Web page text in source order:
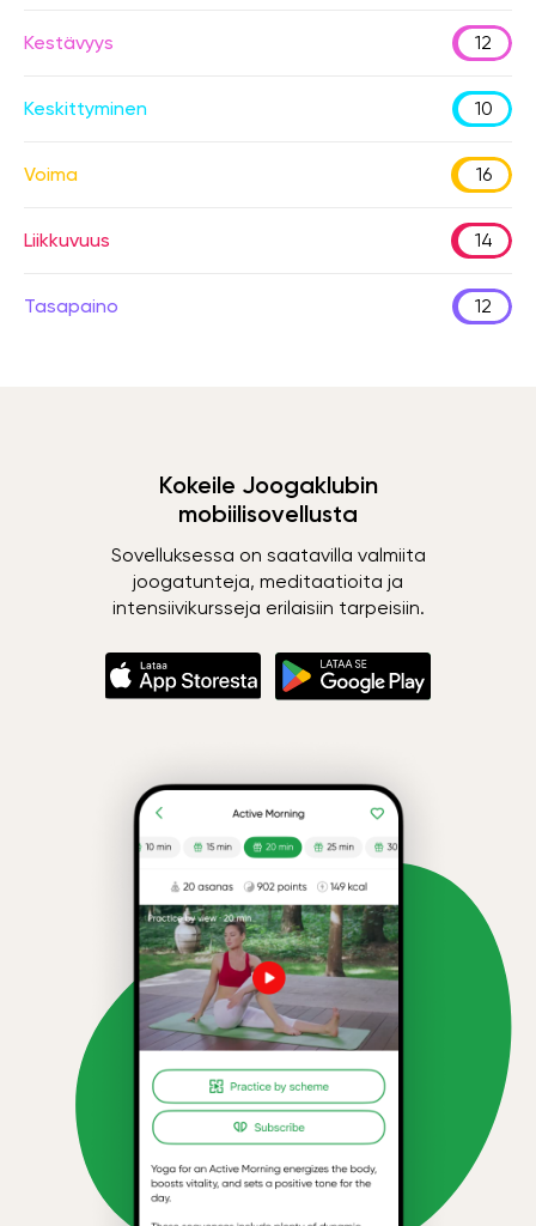
Kestävyys 12
Keskittyminen 10
Voima 16
Liikkuvuus 14
Tasapaino 12
Kokeile Joogaklubin
mobiilisovellusta
Sovelluksessa on saatavilla valmiita
joogatunteja, meditaatioita ja
intensiivikursseja erilaisiin tarpeisiin.